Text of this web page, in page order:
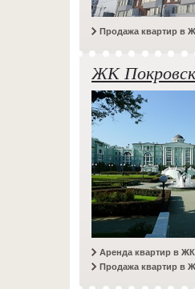
Продажа квартир в
ЖК
Аренда квартир в
Продажа квартир в